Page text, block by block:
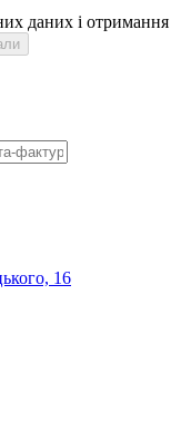
даних і отримання
16